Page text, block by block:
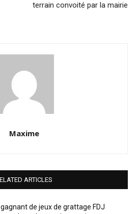
terrain convoité par la mairie
Maxime
ARTICLES
gagnant de jeux de grattage FDJ